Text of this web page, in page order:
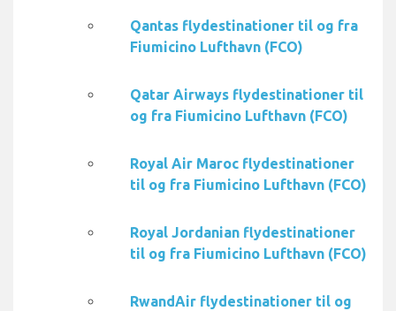
Qantas flydestinationer til og fra
Fiumicino Lufthavn (FCO)
Qatar Airways flydestinationer til
og fra Fiumicino Lufthavn (FCO)
Royal Air Maroc flydestinationer
til og fra Fiumicino Lufthavn (FCO)
Royal Jordanian flydestinationer
til og fra Fiumicino Lufthavn (FCO)
RwandAir flydestinationer til og